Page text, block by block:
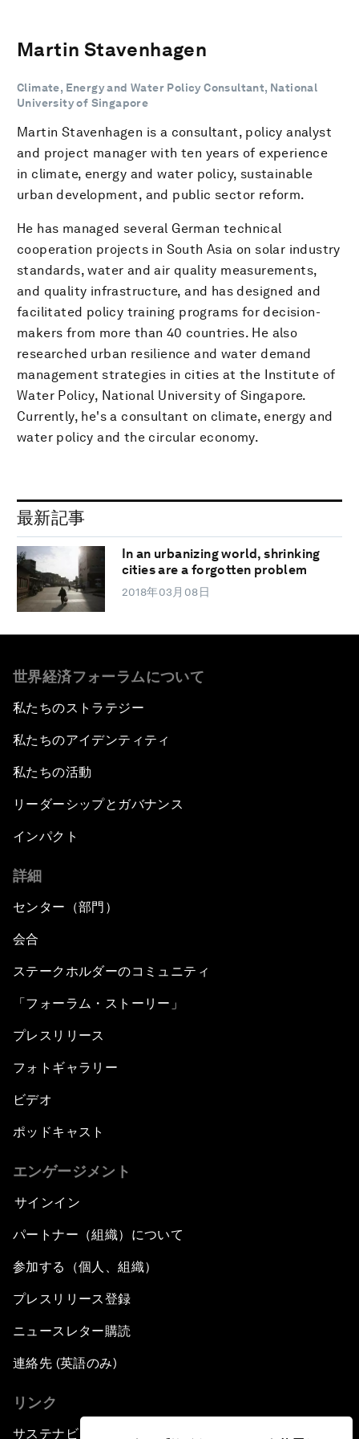
Martin Stavenhagen
Climate, Energy and Water Policy Consultant, National
University of Singapore
Martin Stavenhagen is a consultant, policy analyst
and project manager with ten years of experience
in climate, energy and water policy, sustainable
urban development, and public sector reform.
He has managed several German technical
cooperation projects in South Asia on solar industry
standards, water and air quality measurements,
and quality infrastructure, and has designed and
facilitated policy training programs for decision-
makers from more than 40 countries. He also
researched urban resilience and water demand
management strategies in cities at the Institute of
Water Policy, National University of Singapore.
Currently, he's a consultant on climate, energy and
water policy and the circular economy.
最新記事
In an urbanizing world, shrinking
cities are a forgotten problem
2018年03月08日
世界経済フォーラムについて
私たちのストラテジー
私たちのアイデンティティ
私たちの活動
リーダーシップとガバナンス
インパクト
詳細
センター（部門）
会合
ステークホルダーのコミュニティ
「フォーラム・ストーリー」
プレスリリース
フォトギャラリー
ビデオ
ポッドキャスト
エンゲージメント
サインイン
パートナー（組織）について
参加する（個人、組織）
プレスリリース登録
ニュースレター購読
連絡先 (英語のみ)
リンク
サステナビリティへの取り組み